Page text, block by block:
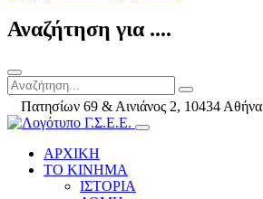
Αναζήτηση για ....
Πατησίων 69 & Αινιάνος 2, 10434 Αθήνα
ΑΡΧΙΚΗ
ΤΟ ΚΙΝΗΜΑ
ΙΣΤΟΡΙΑ